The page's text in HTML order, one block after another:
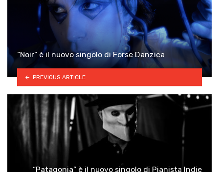
“Noir” è il nuovo singolo di Forse Danzica
PREVIOUS ARTICLE
“Patagonia” è il nuovo singolo di Pianista Indie